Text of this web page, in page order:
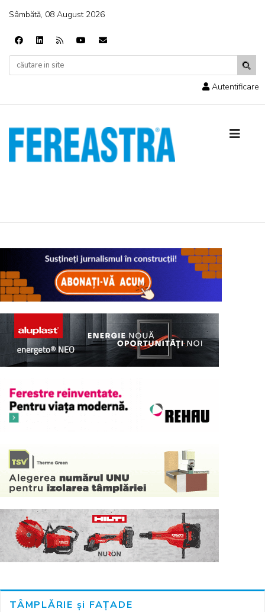
Sâmbătă, 08 August 2026
Autentificare
TÂMPLĂRIE și FAȚADE